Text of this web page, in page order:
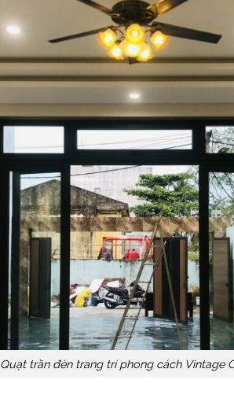
Quạt trần đèn trang trí phong cách Vintage